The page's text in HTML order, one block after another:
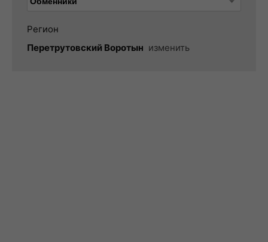
Регион
Перетрутовский Воротын изменить